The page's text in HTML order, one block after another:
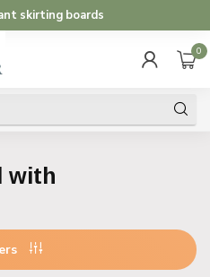
skirting boards
0
with